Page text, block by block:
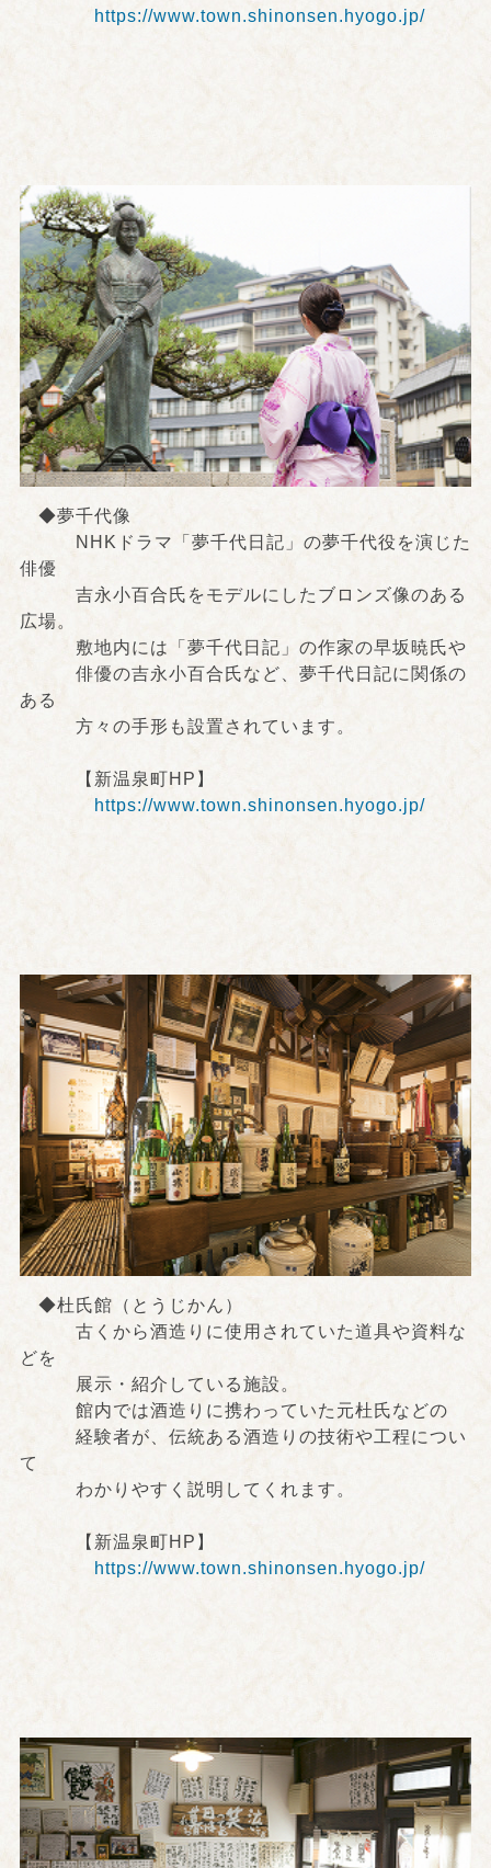
https://www.town.shinonsen.hyogo.jp/
◆夢千代像
NHKドラマ「夢千代日記」の夢千代役を演じた
俳優
吉永小百合氏をモデルにしたブロンズ像のある
広場。
敷地内には「夢千代日記」の作家の早坂暁氏や
俳優の吉永小百合氏など、夢千代日記に関係の
ある
方々の手形も設置されています。
【新温泉町HP】
https://www.town.shinonsen.hyogo.jp/
◆杜氏館（とうじかん）
古くから酒造りに使用されていた道具や資料な
どを
展示・紹介している施設。
館内では酒造りに携わっていた元杜氏などの
経験者が、伝統ある酒造りの技術や工程につい
て
わかりやすく説明してくれます。
【新温泉町HP】
https://www.town.shinonsen.hyogo.jp/